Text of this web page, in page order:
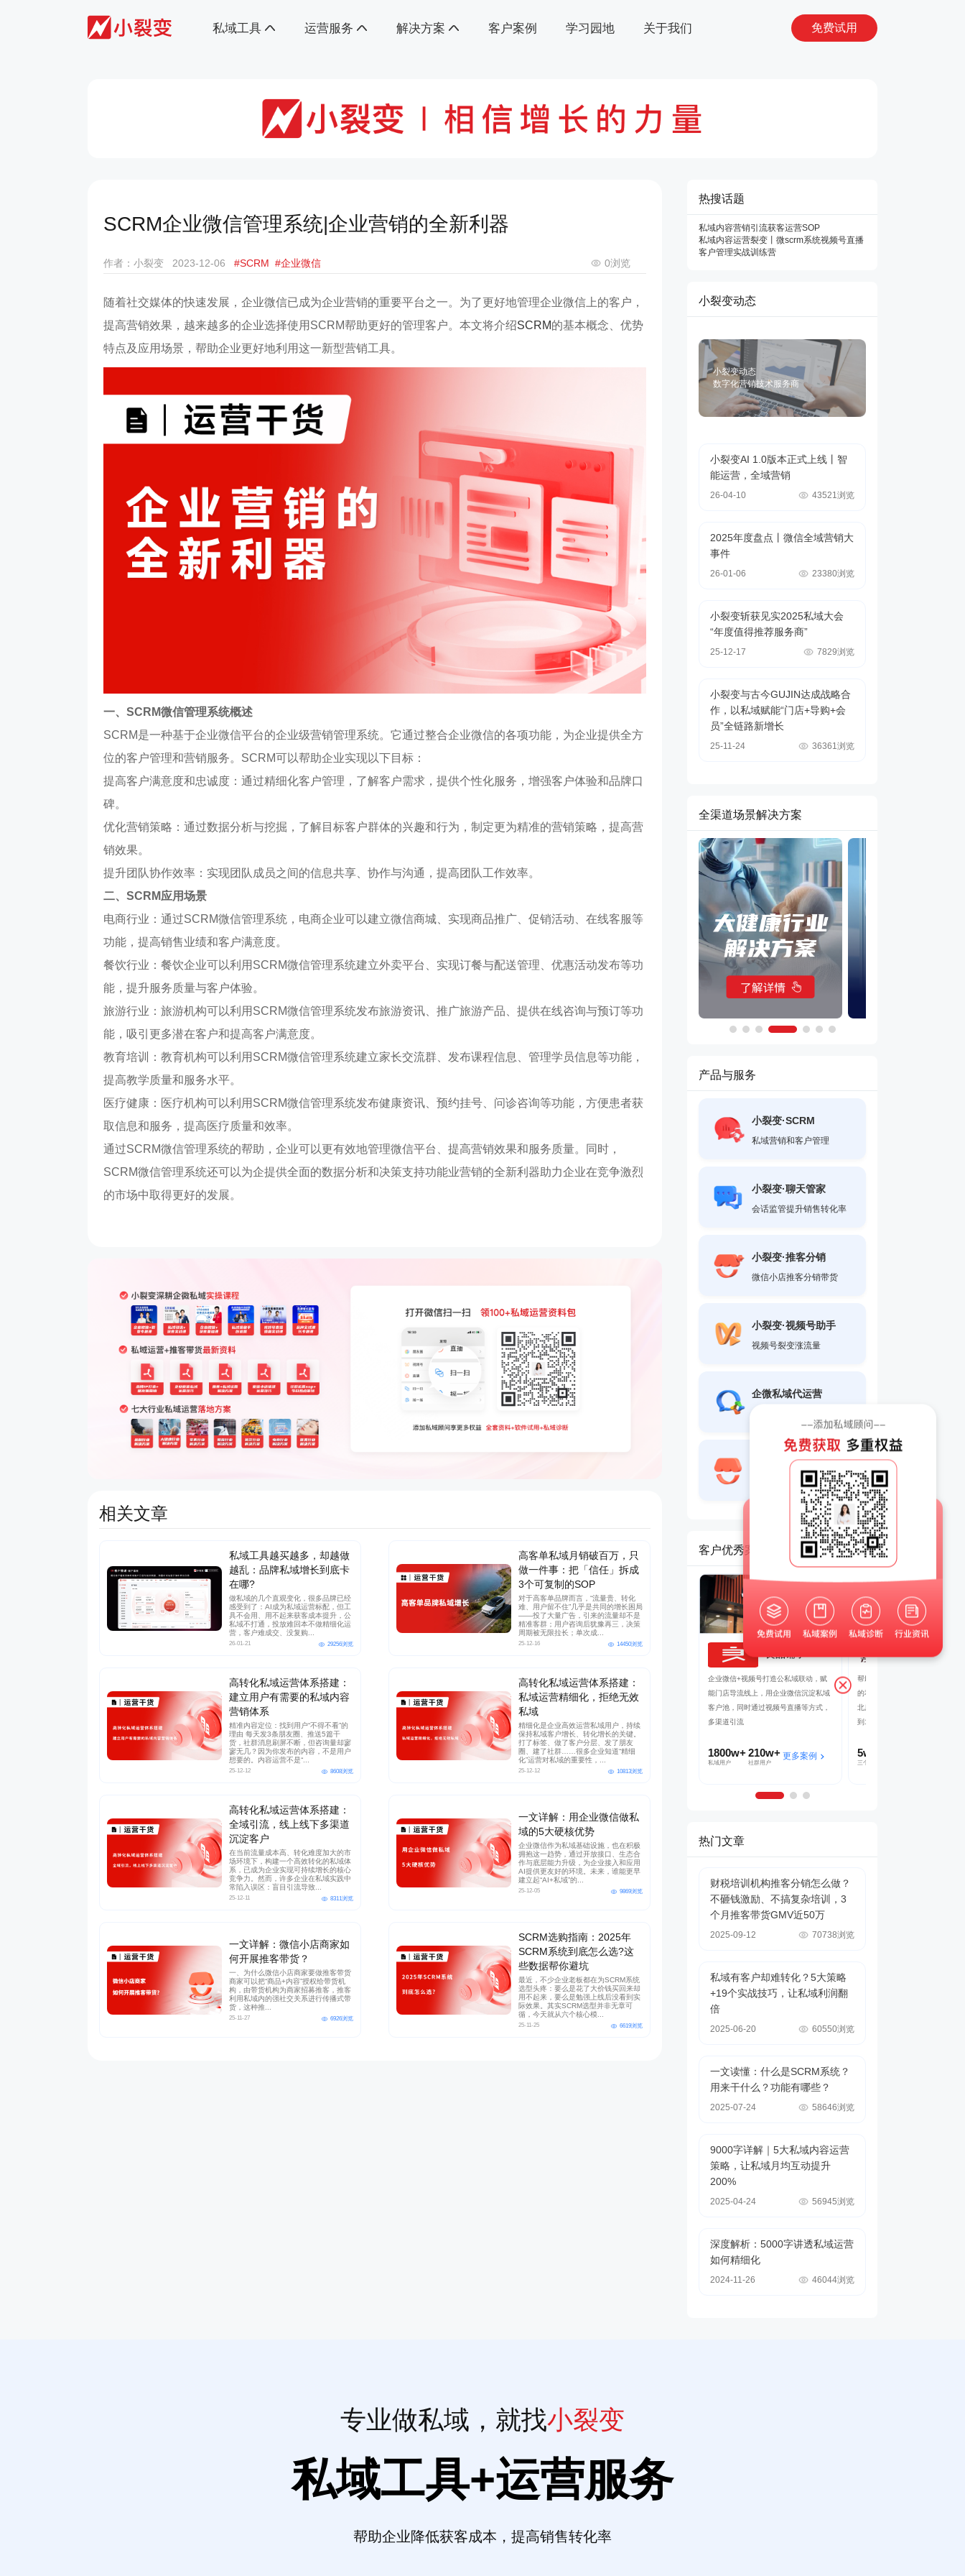
私域工具 运营服务 解决方案 客户案例 学习园地 关于我们 免费试用
SCRM企业微信管理系统|企业营销的全新利器
作者：小裂变 2023-12-06 #SCRM #企业微信 0浏览
随着社交媒体的快速发展，企业微信已成为企业营销的重要平台之一。为了更好地管理企业微信上的客户，
提高营销效果，越来越多的企业选择使用SCRM帮助更好的管理客户。本文将介绍SCRM的基本概念、优势
特点及应用场景，帮助企业更好地利用这一新型营销工具。
一、SCRM微信管理系统概述
SCRM是一种基于企业微信平台的企业级营销管理系统。它通过整合企业微信的各项功能，为企业提供全方
位的客户管理和营销服务。SCRM可以帮助企业实现以下目标：
提高客户满意度和忠诚度：通过精细化客户管理，了解客户需求，提供个性化服务，增强客户体验和品牌口
碑。
优化营销策略：通过数据分析与挖掘，了解目标客户群体的兴趣和行为，制定更为精准的营销策略，提高营
销效果。
提升团队协作效率：实现团队成员之间的信息共享、协作与沟通，提高团队工作效率。
二、SCRM应用场景
电商行业：通过SCRM微信管理系统，电商企业可以建立微信商城、实现商品推广、促销活动、在线客服等
功能，提高销售业绩和客户满意度。
餐饮行业：餐饮企业可以利用SCRM微信管理系统建立外卖平台、实现订餐与配送管理、优惠活动发布等功
能，提升服务质量与客户体验。
旅游行业：旅游机构可以利用SCRM微信管理系统发布旅游资讯、推广旅游产品、提供在线咨询与预订等功
能，吸引更多潜在客户和提高客户满意度。
教育培训：教育机构可以利用SCRM微信管理系统建立家长交流群、发布课程信息、管理学员信息等功能，
提高教学质量和服务水平。
医疗健康：医疗机构可以利用SCRM微信管理系统发布健康资讯、预约挂号、问诊咨询等功能，方便患者获
取信息和服务，提高医疗质量和效率。
通过SCRM微信管理系统的帮助，企业可以更有效地管理微信平台、提高营销效果和服务质量。同时，
SCRM微信管理系统还可以为企提供全面的数据分析和决策支持功能业营销的全新利器助力企业在竞争激烈
的市场中取得更好的发展。
相关文章
私域工具越买越多，却越做
越乱：品牌私域增长到底卡
在哪?
做私域的几个直观变化，很多品牌已经
感受到了：AI成为私域运营标配，但工
具不会用、用不起来获客成本提升，公
私域不打通，投放难回本不做精细化运
营，客户难成交、没复购...
26-01-21 29256浏览
高客单私域月销破百万，只
做一件事：把「信任」拆成
3个可复制的SOP
对于高客单品牌而言，“流量贵、转化
难、用户留不住”几乎是共同的增长困局
——投了大量广告，引来的流量却不是
精准客群；用户咨询后犹豫再三，决策
周期被无限拉长；单次成...
25-12-16 14450浏览
高转化私域运营体系搭建：
建立用户有需要的私域内容
营销体系
精准内容定位：找到用户“不得不看”的
理由 每天发3条朋友圈、推送5篇干
货，社群消息刷屏不断，但咨询量却寥
寥无几？因为你发布的内容，不是用户
想要的。内容运营不是“...
25-12-12 8608浏览
高转化私域运营体系搭建：
私域运营精细化，拒绝无效
私域
精细化是企业高效运营私域用户，持续
保持私域客户增长、转化增长的关键。
打了标签、做了客户分层、发了朋友
圈、建了社群……很多企业知道“精细
化”运营对私域的重要性，...
25-12-12 10813浏览
高转化私域运营体系搭建：
全域引流，线上线下多渠道
沉淀客户
在当前流量成本高、转化难度加大的市
场环境下，构建一个高效转化的私域体
系，已成为企业实现可持续增长的核心
竞争力。然而，许多企业在私域实践中
常陷入误区：盲目引流导致...
25-12-11 8311浏览
一文详解：用企业微信做私
域的5大硬核优势
企业微信作为私域基础设施，也在积极
拥抱这一趋势，通过开放接口、生态合
作与底层能力升级，为企业接入和应用
AI提供更友好的环境。未来，谁能更早
建立起“AI+私域”的...
25-12-05 9869浏览
一文详解：微信小店商家如
何开展推客带货？
一、为什么微信小店商家要做推客带货
商家可以把“商品+内容”授权给带货机
构，由带货机构为商家招募推客，推客
利用私域内的强社交关系进行传播式带
货，这种推...
25-11-27 6926浏览
SCRM选购指南：2025年
SCRM系统到底怎么选?这
些数据帮你避坑
最近，不少企业老板都在为SCRM系统
选型头疼：要么是花了大价钱买回来却
用不起来，要么是勉强上线后没看到实
际效果。其实SCRM选型并非无章可
循，今天就从六个核心模...
25-11-25 6619浏览
热搜话题
私域内容营销引流获客运营SOP
私域内容运营裂变 丨微scrm系统视频号直播
客户管理实战训练营
小裂变动态
小裂变动态
数字化营销技术服务商
小裂变AI 1.0版本正式上线丨智
能运营，全域营销
26-04-10 43521浏览
2025年度盘点丨微信全域营销大
事件
26-01-06 23380浏览
小裂变斩获见实2025私域大会
“年度值得推荐服务商”
25-12-17 7829浏览
小裂变与古今GUJIN达成战略合
作，以私域赋能“门店+导购+会
员”全链路新增长
25-11-24 36361浏览
全渠道场景解决方案
产品与服务
小裂变·SCRM
私域营销和客户管理
小裂变·聊天管家
会话监管提升销售转化率
小裂变·推客分销
微信小店推客分销带货
小裂变·视频号助手
视频号裂变涨流量
企微私域代运营
微信小店代运营
打通微信全域触点
客户优秀案例
以“京豆”作为活动奖品，吸引客户转发
海报，邀请朋友进群 通过小裂变SCRM
阶梯化的玩法设计，实现了客户的快速
70%+ 更多案例
企业微信+视频号打造公私域联动，赋
能门店导流线上，用企业微信沉淀私域
客户池，同时通过视频号直播等方式，
多渠道引流
1800w+
私域用户
210w+
社群用户
更多案例
帮助茂业百货搭建了企微+社群+小程序
的私域运营体系，在客流量较好的华强
北店开展私域试点工作，完成私域从0
2000w+ 更多案例
以“京豆”作为活动奖品，吸引客户转发
海报，邀请朋友进群 通过小裂变SCRM
新增
10000+
单场活动引流
70%+
客户活跃率
更多案例
良品铺子
企业微信+视频号打造公私域联动，赋
能门店导流线上，用企业微信沉淀私域
客户池，同时通过视频号直播等方式，
多渠道引流
1800w+
私域用户
210w+
社群用户
更多案例
茂业百货
帮助茂业百货搭建了企微+社群+
的私域运营体系，在客流量较好
北店开展私域试点工作，完成私
到1的搭建
5w+
三个月获客
热门文章
财税培训机构推客分销怎么做？
不砸钱激励、不搞复杂培训，3
个月推客带货GMV近50万
2025-09-12 70738浏览
私域有客户却难转化？5大策略
+19个实战技巧，让私域利润翻
倍
2025-06-20 60550浏览
一文读懂：什么是SCRM系统？
用来干什么？功能有哪些？
2025-07-24 58646浏览
9000字详解｜5大私域内容运营
策略，让私域月均互动提升
200%
2025-04-24 56945浏览
深度解析：5000字讲透私域运营
如何精细化
2024-11-26 46044浏览
专业做私域，就找小裂变
私域工具+运营服务
帮助企业降低获客成本，提高销售转化率